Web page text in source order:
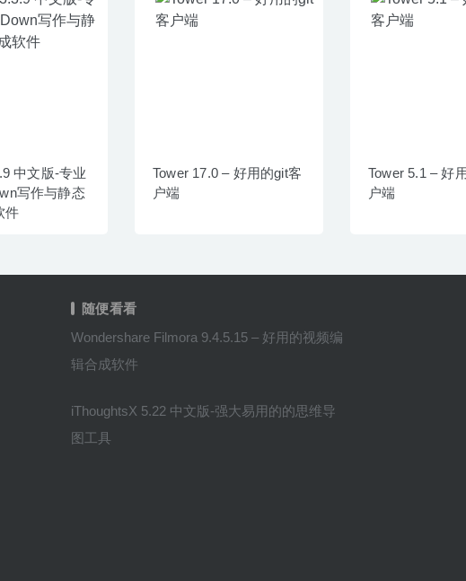
中文版-专业
写作与静态
件
Tower 17.0 – 好用的git客
户端
Tower 5.1 – 好
户端
随便看看
Wondershare Filmora 9.4.5.15 – 好用的视频编
辑合成软件
iThoughtsX 5.22 中文版-强大易用的的思维导
图工具